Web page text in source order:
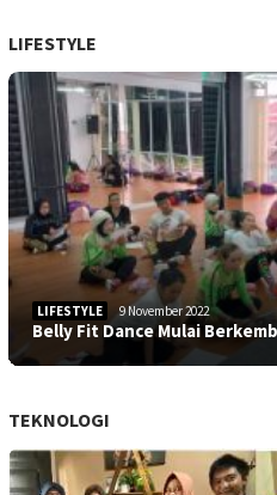
LIFESTYLE
LIFESTYLE 9 November 2022
Belly Fit Dance Mulai
TEKNOLOGI